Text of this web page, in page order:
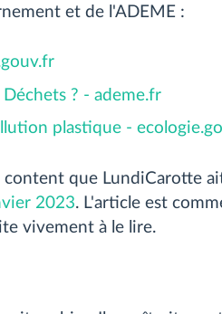
et de l'ADEME :
? - ademe.fr
plastique -
content que LundiCarotte
2023. L'article est
vivement à le lire.